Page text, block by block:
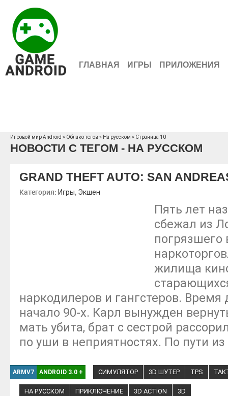
ГЛАВНАЯ ИГРЫ ПРИЛОЖЕНИЯ
Игровой мир Android » Облако тегов» На русском » Страница 10
НОВОСТИ С ТЕГОМ - НА РУССКОМ
GRAND THEFT AUTO: SAN
Категория: Игры, Экшен
Пять лет
сбежал из
погрязшего
жилища
наркодилеров и гангстеров.
начало 90-х. Карл вынужден
мать убита, брат с сестрой
по уши в неприятностях. По пути из
ARMV7 ANDROID 3.0 + СИМУЛЯТОР 3D ШУТЕР TPS
НА РУССКОМ ПРИКЛЮЧЕНИЕ 3D ACTION 3D